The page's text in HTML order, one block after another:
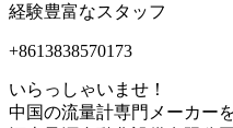
経験豊富なスタッフ
+8613838570173
いらっしゃいませ！
中国の流量計専門メーカー